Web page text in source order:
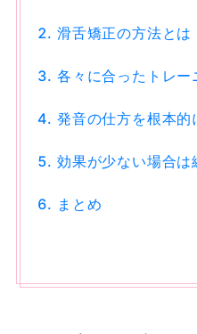
滑舌矯正の方法とは
各々に合ったトレー
発音の仕方を根本的
効果が少ない場合は
まとめ